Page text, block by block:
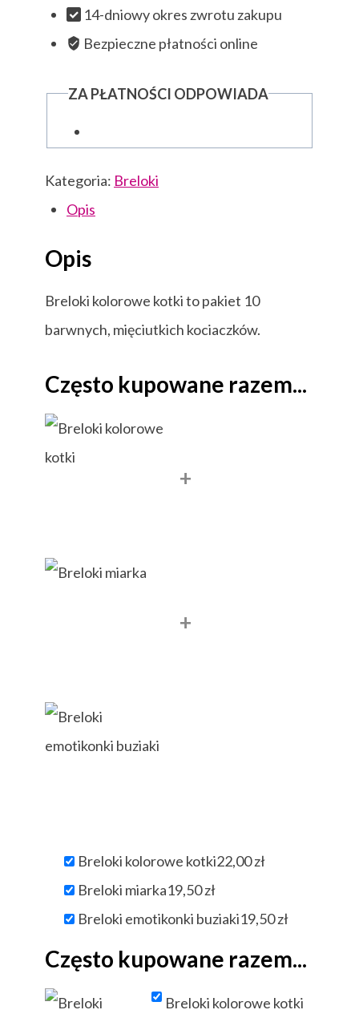
14-dniowy okres zwrotu zakupu
Bezpieczne płatności online
ZA PŁATNOŚCI ODPOWIADA
Kategoria: Breloki
Opis
Opis
Breloki kolorowe kotki to pakiet 10
barwnych, mięciutkich kociaczków.
Często kupowane razem...
+
+
Breloki kolorowe kotki22,00zł
Breloki miarka19,50zł
Breloki emotikonki buziaki19,50zł
Często kupowane razem...
Breloki kolorowe kotki